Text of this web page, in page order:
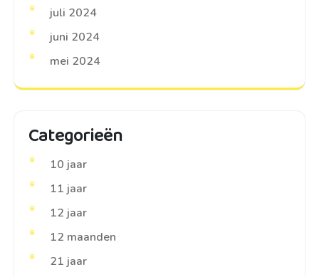
juli 2024
juni 2024
mei 2024
Categorieën
10 jaar
11 jaar
12 jaar
12 maanden
21 jaar